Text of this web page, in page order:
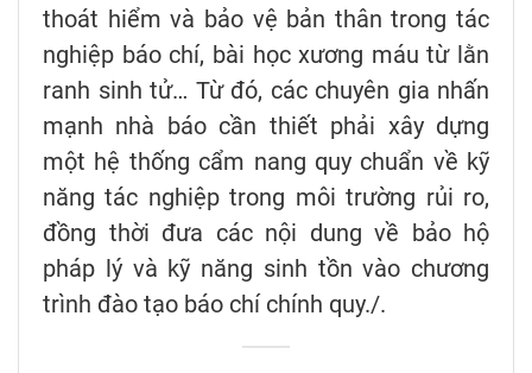
thoát hiểm và bảo vệ bản thân trong tác
nghiệp báo chí, bài học xương máu từ lằn
ranh sinh tử… Từ đó, các chuyên gia nhấn
mạnh nhà báo cần thiết phải xây dựng
một hệ thống cẩm nang quy chuẩn về kỹ
năng tác nghiệp trong môi trường rủi ro,
đồng thời đưa các nội dung về bảo hộ
pháp lý và kỹ năng sinh tồn vào chương
trình đào tạo báo chí chính quy./.